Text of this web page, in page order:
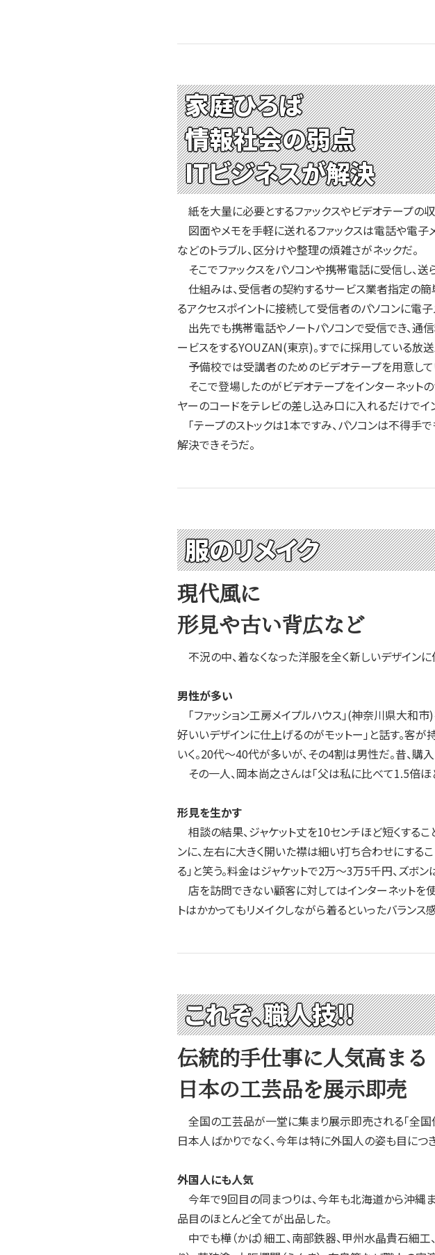
家庭ひろば
情報社会の弱点
ITビジネスが解決
紙を大量に必要とするファックスやビデオテープの
図面やメモを手軽に送れるファックスは電話や電
などのトラブル、区分けや整理の煩雑さがネックだ。
そこでファックスをパソコンや携帯電話に受信し、
仕組みは、受信者の契約するサービス業者指定の簡
るアクセスポイントに接続して受信者のパソコンに電子
出先でも携帯電話やノートパソコンで受信でき、
ービスをするYOUZAN(東京)。すでに採用している放
予備校では受講者のためのビデオテープを用意して
そこで登場したのがビデオテープをインターネット
ヤーのコードをテレビの差し込み口に入れるだけでイ
「テープのストックは1本ですみ、パソコンは不得
解決できそうだ。
服のリメイク
現代風に
形見や古い背広など
不況の中、着なくなった洋服を全く新しいデザイン
男性が多い
「ファッション工房メイプルハウス」(神奈川県大和
好いいデザインに仕上げるのがモットー」と話す。客
いく。20代～40代が多いが、その4割は男性だ。昔、
その一人、岡本尚之さんは「父は私に比べて1.5倍ほ
形見を生かす
相談の結果、ジャケット丈を10センチほど短くする
ンに、左右に大きく開いた襟は細い打ち合わせにする
る」と笑う。料金はジャケットで2万～3万5千円、ズボン
店を訪問できない顧客に対してはインターネットを
トはかかってもリメイクしながら着るといったバランス
これぞ、職人技!!
伝統的手仕事に人気高まる
日本の工芸品を展示即売
全国の工芸品が一堂に集まり展示即売される「全国
日本人ばかりでなく、今年は特に外国人の姿も目につ
外国人にも人気
今年で9回目の同まつりは、今年も北海道から沖縄ま
品目のほとんど全てが出品した。
中でも樺（かば）細工、南部鉄器、甲州水晶貴石細工